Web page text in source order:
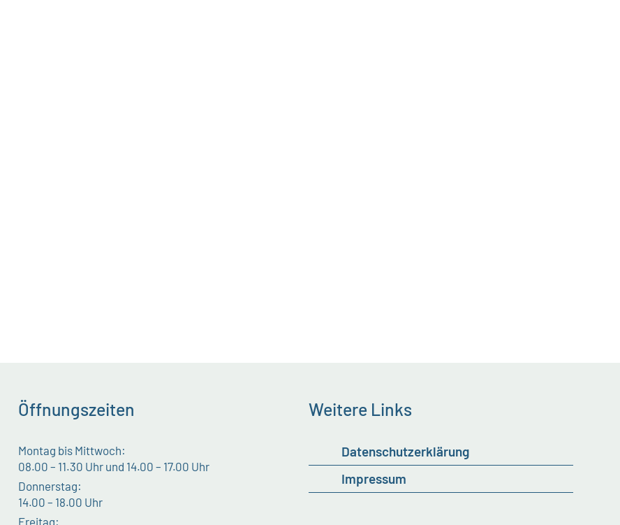
Öffnungszeiten
Montag bis Mittwoch:
08.00 – 11.30 Uhr und 14.00 – 17.00 Uhr
Donnerstag:
14.00 – 18.00 Uhr
Freitag:
Weitere Links
Datenschutzerklärung
Impressum